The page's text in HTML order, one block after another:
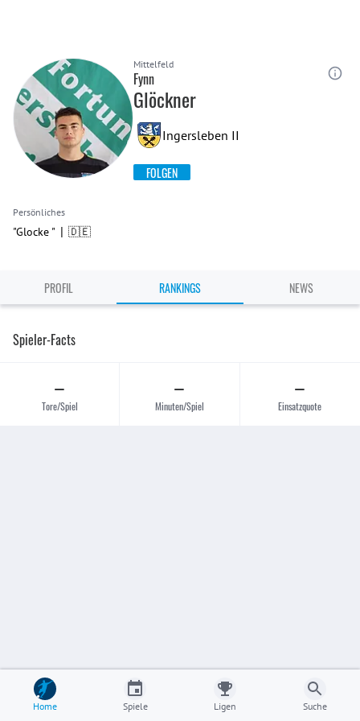
Mittelfeld
Fynn
Glöckner
Ingersleben II
FOLGEN
Persönliches
"Glocke " | 🇩🇪
PROFIL RANKINGS NEWS
Spieler-Facts
–
Tore/Spiel
–
Minuten/Spiel
–
Einsatzquote
Home Spiele Ligen Suche